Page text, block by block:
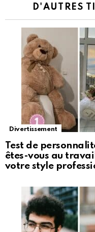
D'AUTRES
Divertissement
Test de
êtes-vous au
votre style